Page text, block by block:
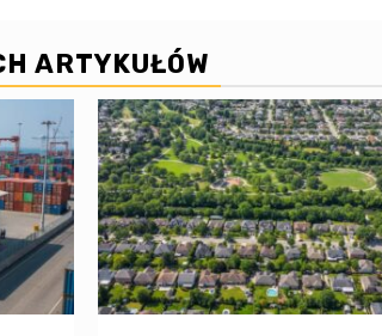
ARTYKUŁÓW